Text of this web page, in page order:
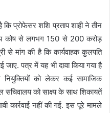
प्रोफेसर शशि प्रताप शाही ने तीन
कोष से लगभग 150 से 200 करोड़
से मांग की है कि कार्यवाहक कुलपति
पत्र में यह भी दावा किया गया है
को लेकर कई सामाजिक
सचिवालय को साक्ष्य के साथ शिकायतें
कार्रवाई नहीं की गई. इस पूरे मामले